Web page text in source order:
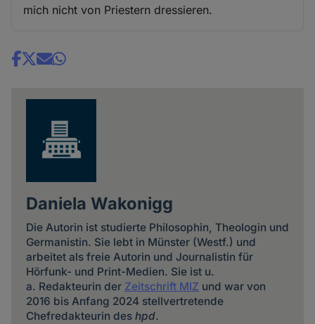
mich nicht von Priestern dressieren.
Share
Daniela Wakonigg
Die Autorin ist studierte Philosophin, Theologin und
Germanistin. Sie lebt in Münster (Westf.) und
arbeitet als freie Autorin und Journalistin für
Hörfunk- und Print-Medien. Sie ist u.
a. Redakteurin der Zeitschrift MIZ und war von
2016 bis Anfang 2024 stellvertretende
Chefredakteurin des hpd.